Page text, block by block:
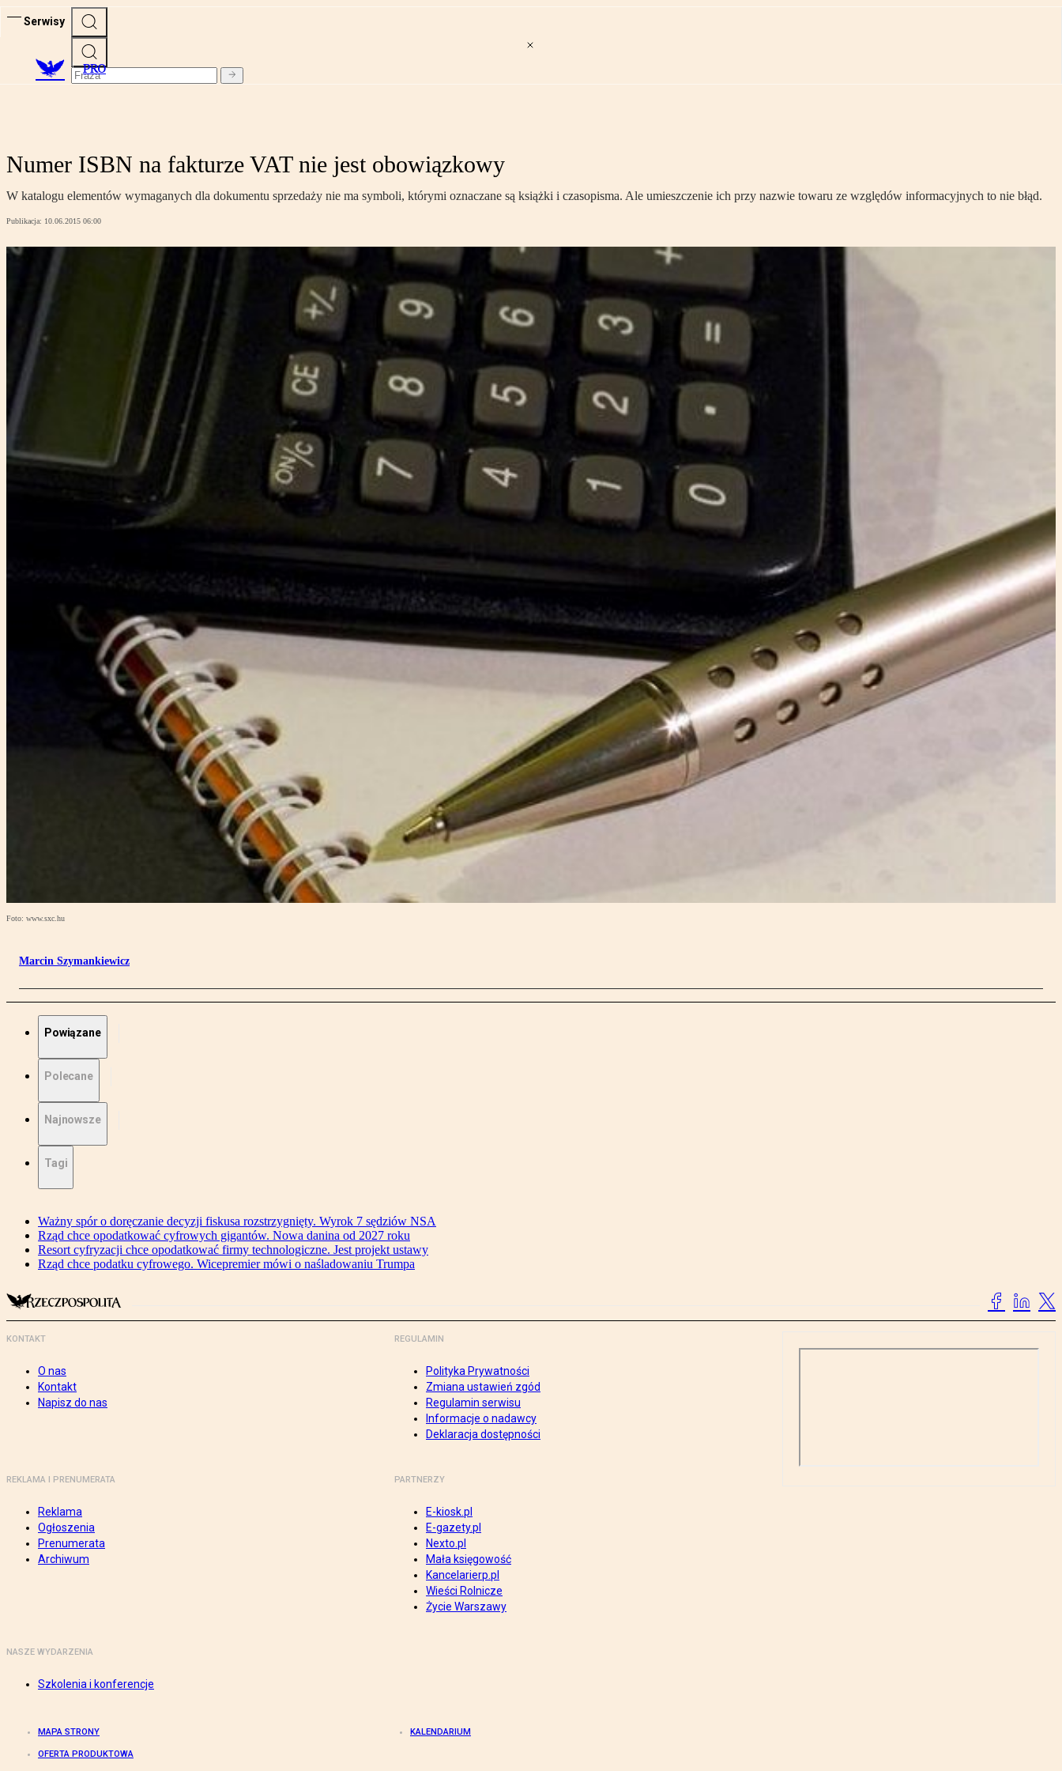
Serwisy
PRO
Numer ISBN na fakturze VAT nie jest obowiązkowy
W katalogu elementów wymaganych dla dokumentu sprzedaży nie ma symboli, którymi oznaczane są książki i czasopisma. Ale umieszczenie ich przy nazwie towaru ze względów informacyjnych to nie błąd.
Publikacja: 10.06.2015 06:00
Foto: www.sxc.hu
Marcin Szymankiewicz
Powiązane
Polecane
Najnowsze
Tagi
Ważny spór o doręczanie decyzji fiskusa rozstrzygnięty. Wyrok 7 sędziów NSA
Rząd chce opodatkować cyfrowych gigantów. Nowa danina od 2027 roku
Resort cyfryzacji chce opodatkować firmy technologiczne. Jest projekt ustawy
Rząd chce podatku cyfrowego. Wicepremier mówi o naśladowaniu Trumpa
KONTAKT
O nas
Kontakt
Napisz do nas
REGULAMIN
Polityka Prywatności
Zmiana ustawień zgód
Regulamin serwisu
Informacje o nadawcy
Deklaracja dostępności
REKLAMA I PRENUMERATA
Reklama
Ogłoszenia
Prenumerata
Archiwum
PARTNERZY
E-kiosk.pl
E-gazety.pl
Nexto.pl
Mała księgowość
Kancelarierp.pl
Wieści Rolnicze
Życie Warszawy
NASZE WYDARZENIA
Szkolenia i konferencje
MAPA STRONY KALENDARIUM
OFERTA PRODUKTOWA